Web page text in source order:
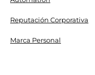
Reputación Corporativa
Marca Personal